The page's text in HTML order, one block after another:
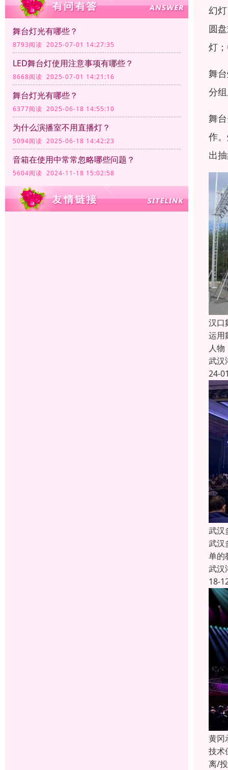
舞台灯光有哪些？
8793阅读 2025-07-01 14:27:35
LED舞台灯使用注意事项有哪些？
8668阅读 2025-07-01 14:21:16
舞台灯光有哪些？
6377阅读 2025-06-18 14:55:10
为什么演播室不用直播灯？
5094阅读 2025-06-18 14:42:23
音箱在使用中常常忽略哪些问题？
5604阅读 2024-11-18 15:02:58
幻
圆
灯
舞
分
舞
作
出
汉口
运用
人
武汉
24-
武汉
武汉
单的
武汉
18-
黄冈
技术
离/